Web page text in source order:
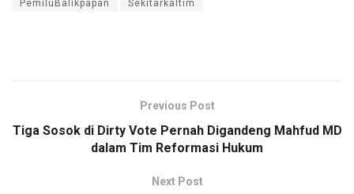
PemiluBalikpapan Sekitarkaltim
Previous Post
Tiga Sosok di Dirty Vote Pernah Digandeng Mahfud MD
dalam Tim Reformasi Hukum
Next Post